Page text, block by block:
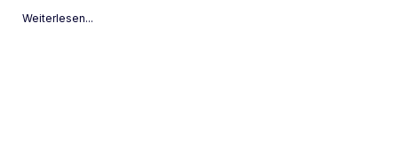
Weiterlesen...